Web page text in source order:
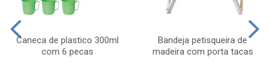
Caneca de plastico 300ml
com 6 pecas
Bandeja petisqueira de
madeira com porta tacas